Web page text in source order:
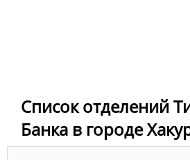
Список отделений
Банка в городе